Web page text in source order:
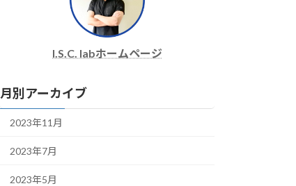
I.S.C. labホームページ
月別アーカイブ
2023年11月
2023年7月
2023年5月